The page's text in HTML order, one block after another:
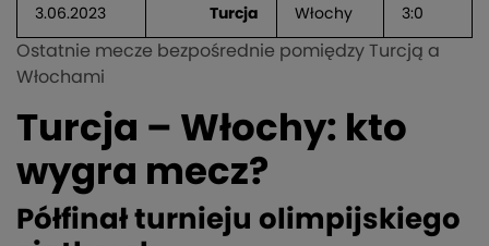
3.06.2023 Turcja Włochy 3:0
Ostatnie mecze bezpośrednie pomiędzy Turcją a
Włochami
Turcja – Włochy: kto
wygra mecz?
Półfinał turnieju olimpijskiego